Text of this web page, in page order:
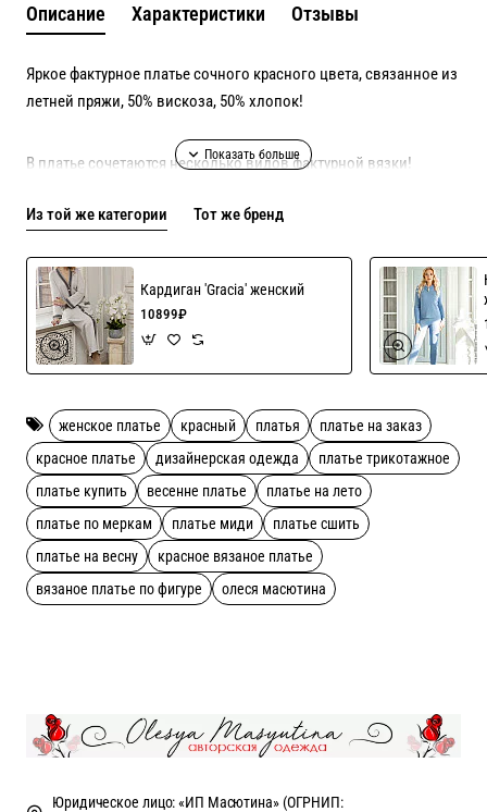
Описание Характеристики Отзывы
Яркое фактурное платье сочного красного цвета, связанное из
летней пряжи, 50% вискоза, 50% хлопок!
В платье сочетаются несколько видов фактурной вязки!
Шьем на любой рост и размер до 54 го!
Из той же категории Тот же бренд
Кардиган 'Gracia' женский
10899₽
женское платье красный платья
платье на заказ
красное платье
дизайнерская одежда
платье трикотажное
платье купить
весенне платье
платье на лето
платье по меркам
платье миди
платье сшить
платье на весну
красное вязаное платье
вязаное платье по фигуре
олеся масютина
Юридическое лицо: «ИП Масютина» (ОГРНИП: